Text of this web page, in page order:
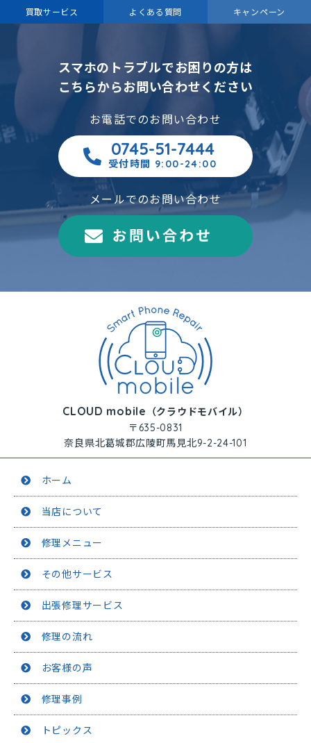
買取サービス よくある質問 キャンペーン
スマホのトラブルでお困りの方は
こちらからお問い合わせください
お電話でのお問い合わせ
0745-51-7444
受付時間 9:00-24:00
メールでのお問い合わせ
お問い合わせ
CLOUD mobile （クラウドモバイル）
〒635-0831
奈良県北葛城郡広陵町馬見北9-2-24-101
ホーム
当店について
修理メニュー
その他サービス
出張修理サービス
修理の流れ
お客様の声
修理事例
トピックス